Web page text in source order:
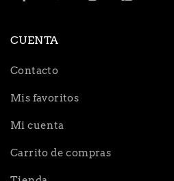
CUENTA
Contacto
Mis favoritos
Mi cuenta
Carrito de compras